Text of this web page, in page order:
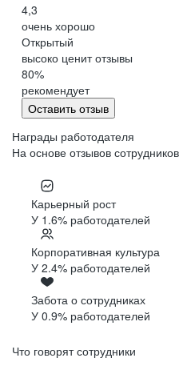
4,3
очень хорошо
Открытый
высоко ценит отзывы
80%
рекомендует
Оставить отзыв
Награды работодателя
На основе отзывов сотрудников
Карьерный рост
У 1.6% работодателей
Корпоративная культура
У 2.4% работодателей
Забота о сотрудниках
У 0.9% работодателей
Что говорят сотрудники